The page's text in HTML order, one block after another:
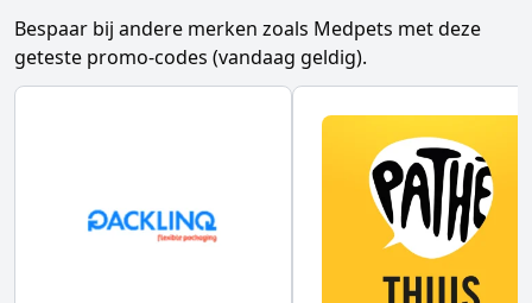
Bespaar bij andere merken zoals Medpets met deze
geteste promo-codes (vandaag geldig).